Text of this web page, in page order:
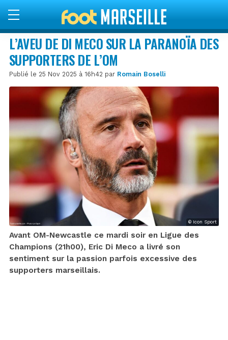
L’AVEU DE DI MECO SUR LA PARANOÏA DES
SUPPORTERS DE L’OM
Publié le 25 Nov 2025 à 16h42 par Romain Boselli
© Icon Sport
Avant OM-Newcastle ce mardi soir en Ligue des
Champions (21h00), Eric Di Meco a livré son
sentiment sur la passion parfois excessive des
supporters marseillais.